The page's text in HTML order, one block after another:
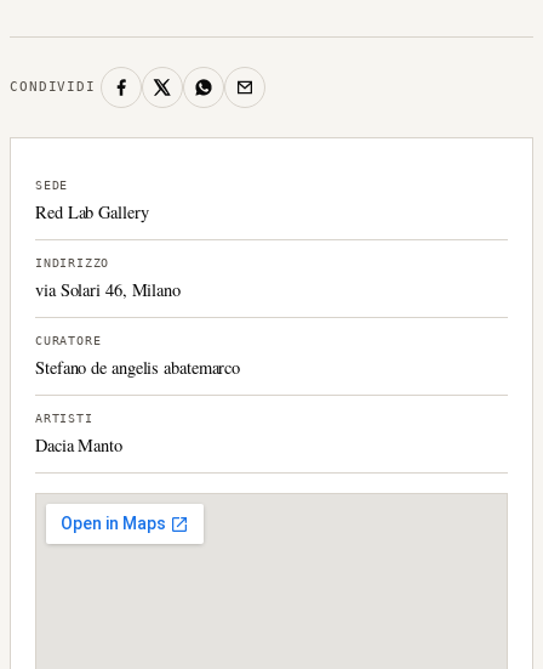
CONDIVIDI
SEDE
Red Lab Gallery
INDIRIZZO
via Solari 46, Milano
CURATORE
Stefano de angelis abatemarco
ARTISTI
Dacia Manto